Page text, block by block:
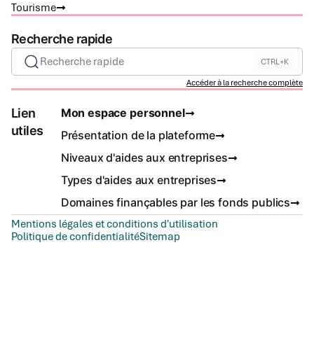
Tourisme
Recherche rapide
Recherche rapide CTRL+K
Accéder à la recherche complète
Lien
utiles
Mon espace personnel
Présentation de la plateforme
Niveaux d'aides aux entreprises
Types d'aides aux entreprises
Domaines finançables par les fonds publics
Mentions légales et conditions d'utilisation
Politique de confidentialitéSitemap